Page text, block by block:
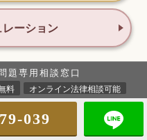
ーション
クアップ
せん！
題専用相談窓口
料 オンライン法律相談可能
039